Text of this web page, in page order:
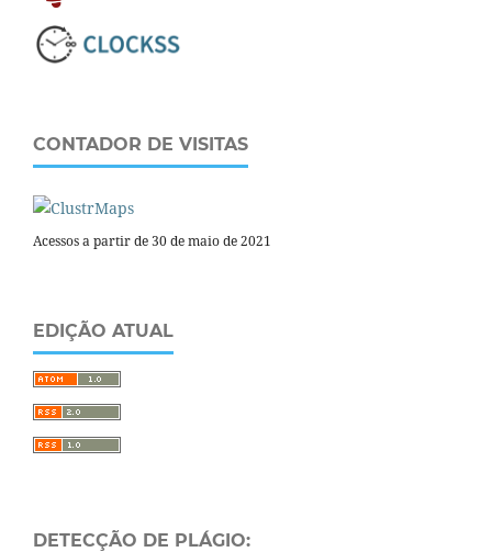
CONTADOR DE VISITAS
Acessos a partir de 30 de maio de 2021
EDIÇÃO ATUAL
DETECÇÃO DE PLÁGIO: